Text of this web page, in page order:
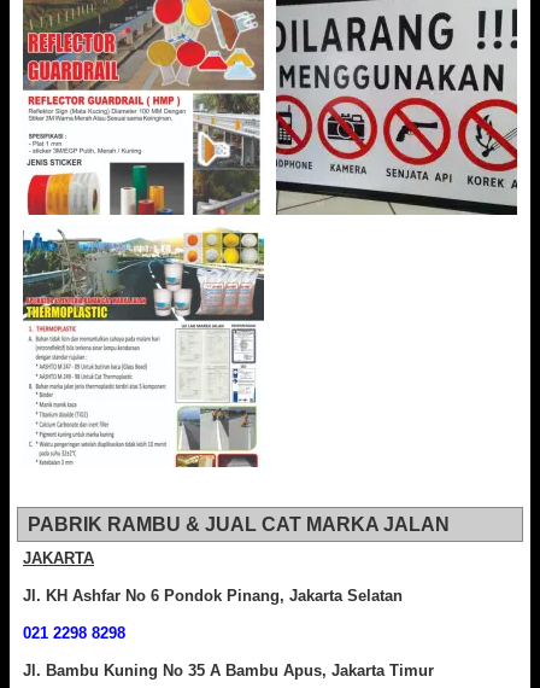
PABRIK RAMBU & JUAL CAT MARKA JALAN
JAKARTA
Jl. KH Ashfar No 6 Pondok Pinang, Jakarta Selatan
021 2298 8298
Jl. Bambu Kuning No 35 A Bambu Apus, Jakarta Timur